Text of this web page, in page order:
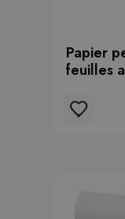
Papier
feuilles